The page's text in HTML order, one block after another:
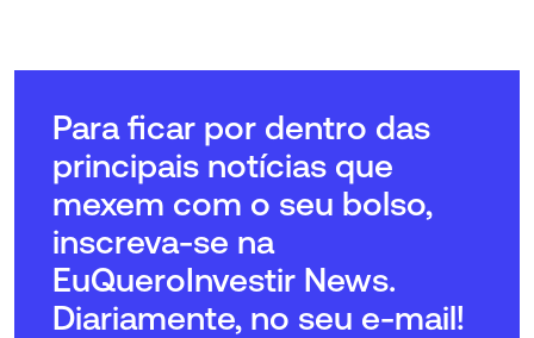
Para ficar por dentro das
principais notícias que
mexem com o seu bolso,
inscreva-se na
EuQueroInvestir News.
Diariamente, no seu e-mail!